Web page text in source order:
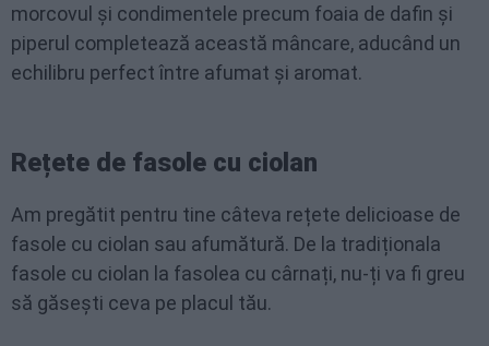
morcovul și condimentele precum foaia de dafin și
piperul completează această mâncare, aducând un
echilibru perfect între afumat și aromat.
Rețete de fasole cu ciolan
Am pregătit pentru tine câteva rețete delicioase de
fasole cu ciolan sau afumătură. De la tradiționala
fasole cu ciolan la fasolea cu cârnați, nu-ți va fi greu
să găsești ceva pe placul tău.